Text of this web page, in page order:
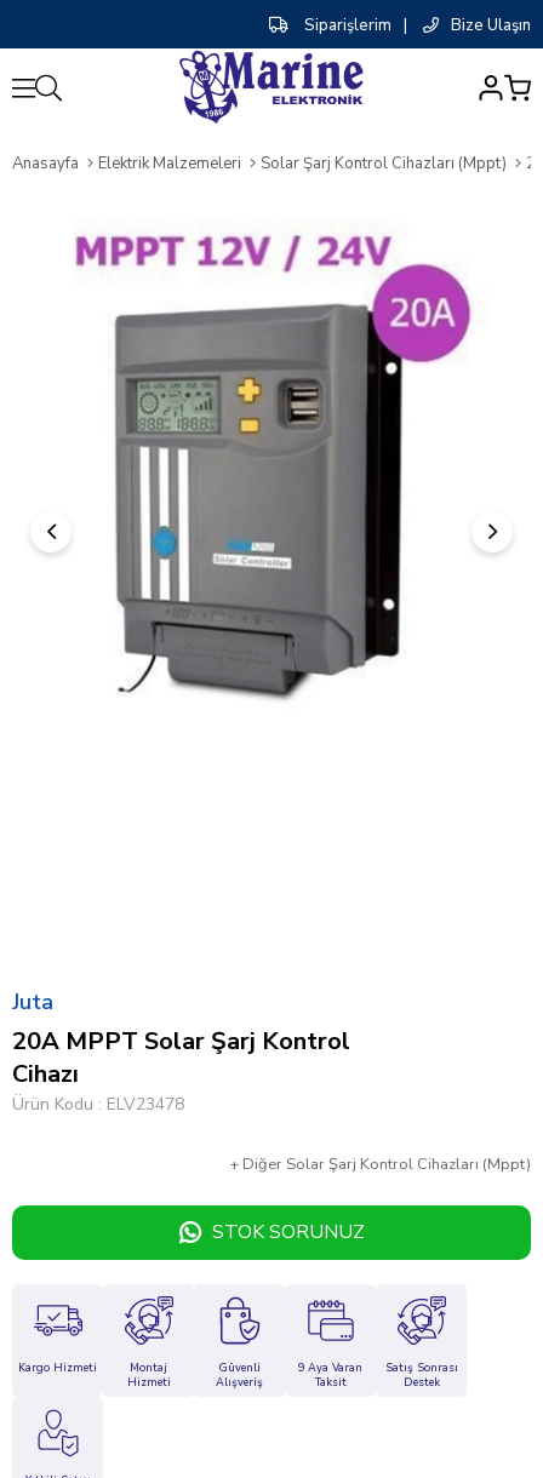
Siparişlerim | Bize Ulaşın
Anasayfa Elektrik Malzemeleri Solar Şarj Kontrol Cihazları (Mppt)
Juta
20A MPPT Solar Şarj Kontrol
Cihazı
Ürün Kodu ELV23478
+ Diğer Solar Şarj Kontrol Cihazları (Mppt)
STOK SORUNUZ
Kargo Hizmeti
Montaj
Hizmeti
Güvenli
Alışveriş
9 Aya Varan
Taksit
Satış Sonrası
Destek